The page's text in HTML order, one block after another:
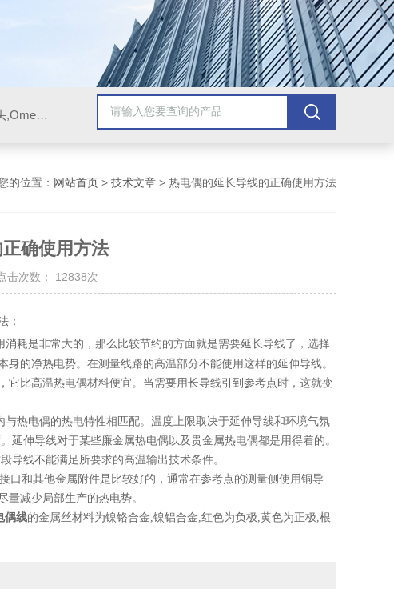
Omega插头,Omega测温线,热电偶测温线,热电偶线,铠装热电偶,热电偶连接器,热电偶插头,Omega热电偶线,T型热电偶线,TMC测温纸
的位置： 网站首页 > 技术文章 > 热电偶的延长导线的正确使用方法
确使用方法
次数： 12838次
：
消耗是非常大的，那么比较节约的方面就是需要延长导线了，选择
的净热电势。在测量线路的高温部分不能使用这样的延伸导线。
比高温热电偶材料便宜。当需要用长导线引到参考点时，这就变
热电偶的热电特性相匹配。温度上限取决于延伸导线和环境气氛
伸导线对于某些廉金属热电偶以及贵金属热电偶都是用得着的。
导线不能满足所要求的高温输出技术条件。
口和其他金属附件是比较好的，通常在参考点的测量侧使用铜导
减少局部生产的热电势。
偶线的金属丝材料为镍铬合金,镍铝合金,红色为负极,黄色为正极,根